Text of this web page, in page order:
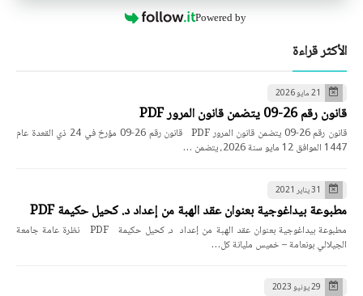
Powered by
الأكثر قراءة
21 مايو 2026
قانون رقم 26-09 يتضمن قانون المرور PDF
قانون رقم 26-09 يتضمن قانون المرور PDF قانون رقم 26-09 مؤرخ في 24 ذي القعدة عام
1447 الموافق 12 مايو سنة 2026، يتضمن …
31 يناير 2021
مطبوعة بيداغوجية بعنوان عقد الهبة من إعداد د. كحيل حكيمة PDF
مطبوعة بيداغوجية بعنوان عقد الهبة من إعداد د. كحيل حكيمة PDF نظرة عامة جامعة
الجيلالي بونعامة – خميس مليانة كل…
29 يونيو 2023